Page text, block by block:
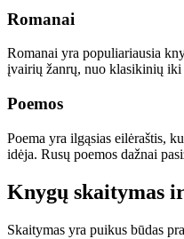
Romanai
Romanai yra populiariausia
įvairių žanrų, nuo klasikinių iki
Poemos
Poema yra ilgąsias eilėraštis,
idėja. Rusų poemos dažnai
Knygų skaitymas
Skaitymas yra puikus būdas